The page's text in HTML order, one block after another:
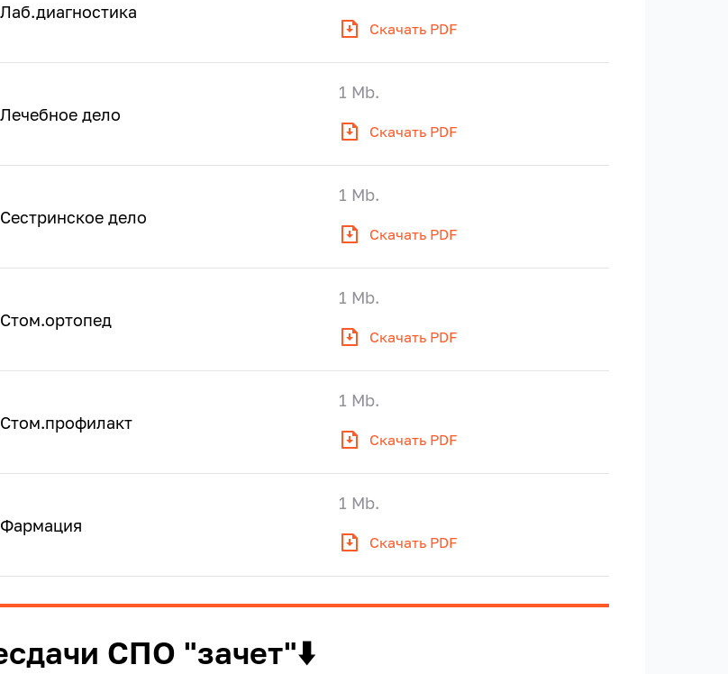
Скачать PDF
дело
Скачать PDF
1 Mb.
дело
Скачать PDF
1 Mb.
Скачать PDF
1 Mb.
Скачать PDF
1 Mb.
Фармация
Скачать PDF
1 Mb.
СПО "зачет"⬇️